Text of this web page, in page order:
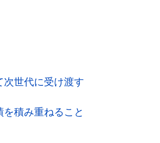
世代に受け渡す
積み重ねること